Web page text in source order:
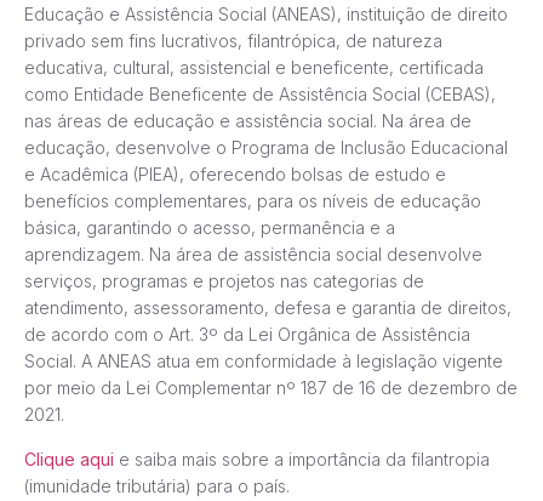
Educação e Assistência Social (ANEAS), instituição de direito
privado sem fins lucrativos, filantrópica, de natureza
educativa, cultural, assistencial e beneficente, certificada
como Entidade Beneficente de Assistência Social (CEBAS),
nas áreas de educação e assistência social. Na área de
educação, desenvolve o Programa de Inclusão Educacional
e Acadêmica (PIEA), oferecendo bolsas de estudo e
benefícios complementares, para os níveis de educação
básica, garantindo o acesso, permanência e a
aprendizagem. Na área de assistência social desenvolve
serviços, programas e projetos nas categorias de
atendimento, assessoramento, defesa e garantia de direitos,
de acordo com o Art. 3º da Lei Orgânica de Assistência
Social. A ANEAS atua em conformidade à legislação vigente
por meio da Lei Complementar nº 187 de 16 de dezembro de
2021.
Clique aqui e saiba mais sobre a importância da filantropia
(imunidade tributária) para o país.